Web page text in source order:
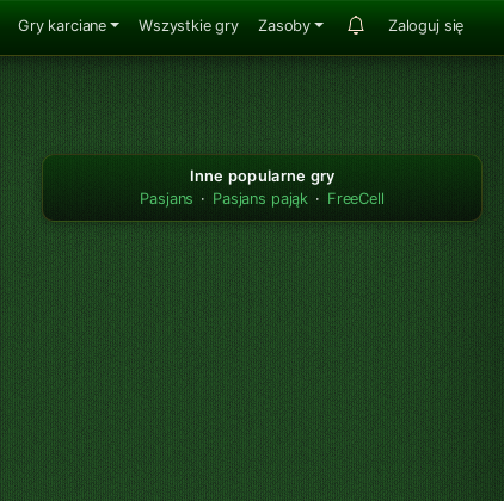
Gry karciane Wszystkie gry Zasoby Zaloguj się
Inne popularne gry
Pasjans · Pasjans pająk · FreeCell